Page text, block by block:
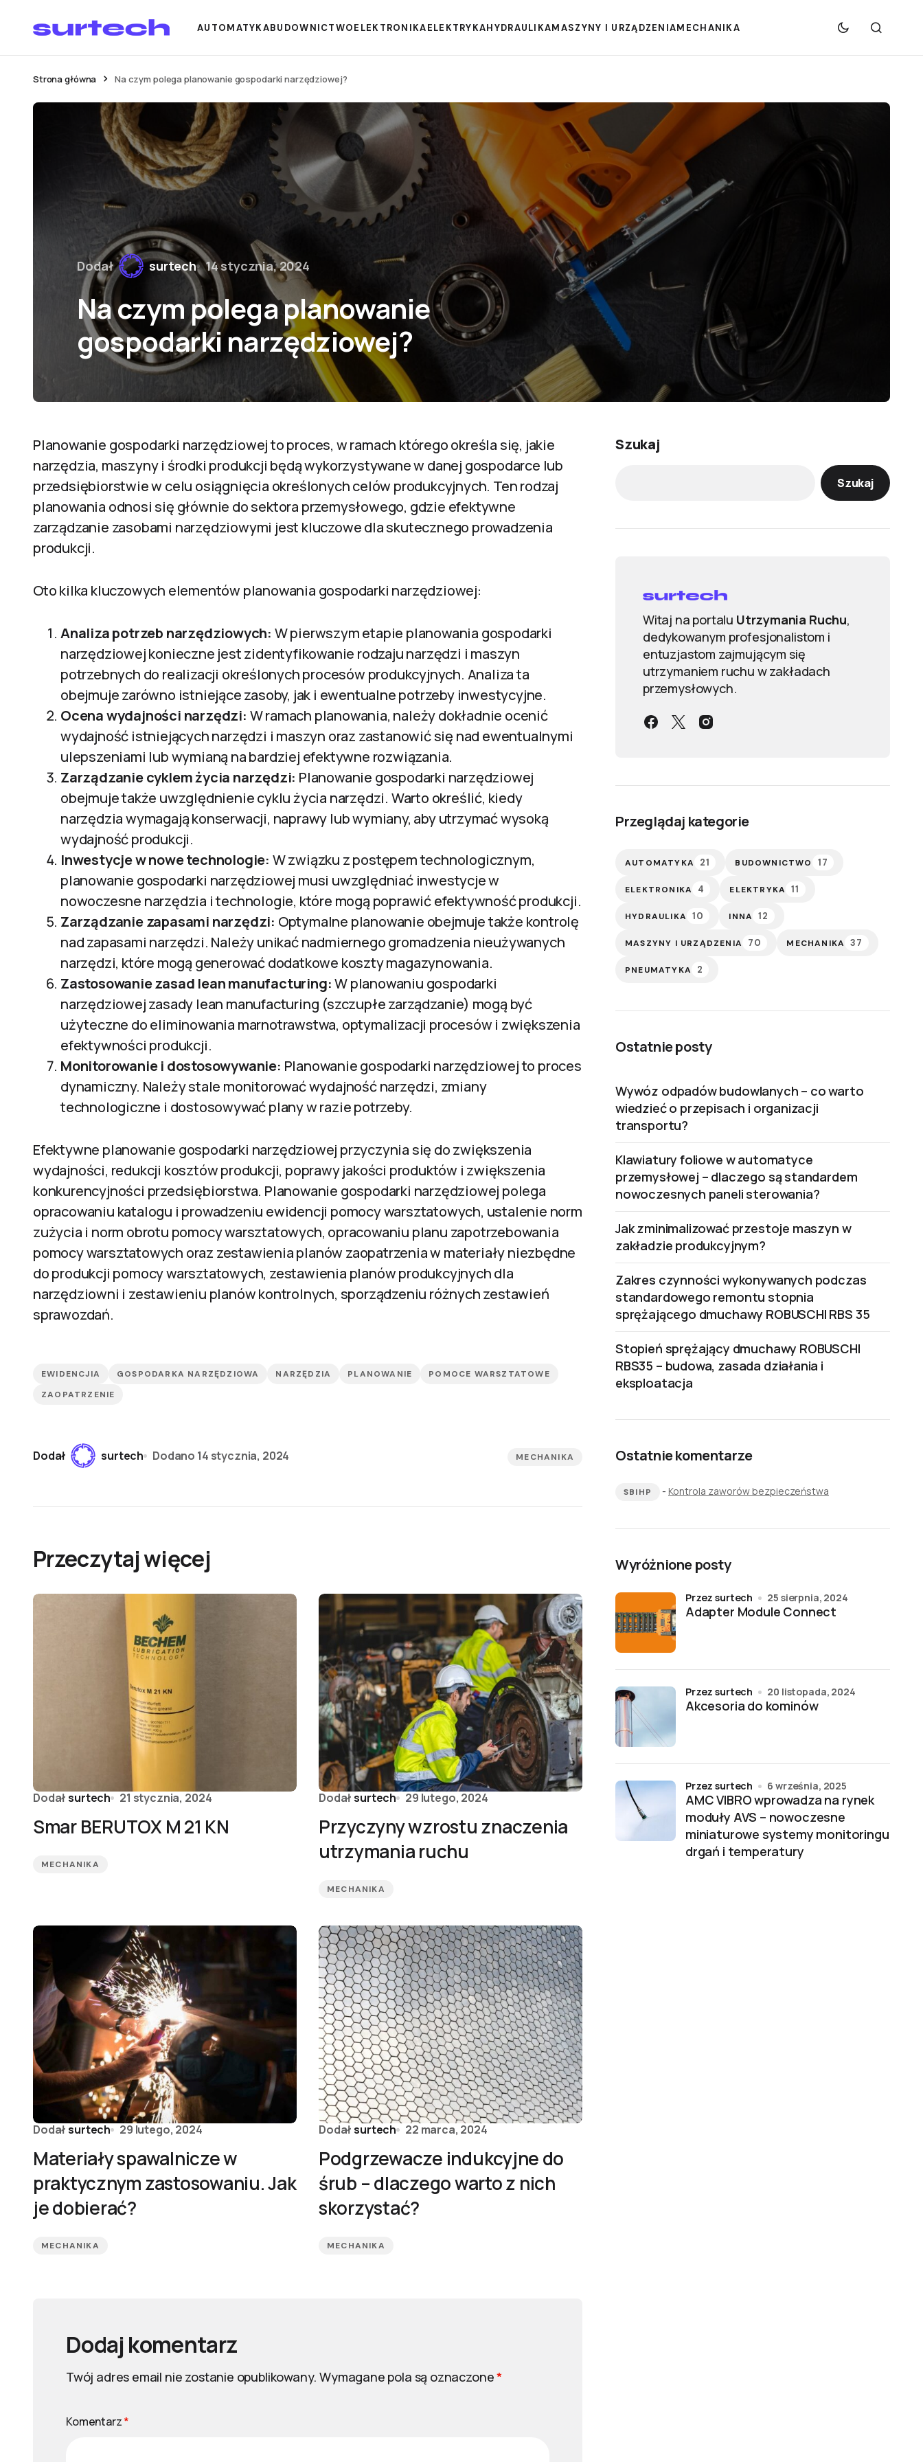
AUTOMATYKABUDOWNICTWOELEKTRONIKAELEKTRYKAHYDRAULIKAMASZYNY I URZĄDZENIAMECHANIKA
Strona główna Na czym polega planowanie gospodarki narzędziowej?
Dodał surtech 14 stycznia, 2024
Na czym polega planowanie
gospodarki narzędziowej?
Planowanie gospodarki narzędziowej to proces, w ramach którego określa się, jakie
narzędzia, maszyny i środki produkcji będą wykorzystywane w danej gospodarce lub
przedsiębiorstwie w celu osiągnięcia określonych celów produkcyjnych. Ten rodzaj
planowania odnosi się głównie do sektora przemysłowego, gdzie efektywne
zarządzanie zasobami narzędziowymi jest kluczowe dla skutecznego prowadzenia
produkcji.
Oto kilka kluczowych elementów planowania gospodarki narzędziowej:
Analiza potrzeb narzędziowych: W pierwszym etapie planowania gospodarki
narzędziowej konieczne jest zidentyfikowanie rodzaju narzędzi i maszyn
potrzebnych do realizacji określonych procesów produkcyjnych. Analiza ta
obejmuje zarówno istniejące zasoby, jak i ewentualne potrzeby inwestycyjne.
Ocena wydajności narzędzi: W ramach planowania, należy dokładnie ocenić
wydajność istniejących narzędzi i maszyn oraz zastanowić się nad ewentualnymi
ulepszeniami lub wymianą na bardziej efektywne rozwiązania.
Zarządzanie cyklem życia narzędzi: Planowanie gospodarki narzędziowej
obejmuje także uwzględnienie cyklu życia narzędzi. Warto określić, kiedy
narzędzia wymagają konserwacji, naprawy lub wymiany, aby utrzymać wysoką
wydajność produkcji.
Inwestycje w nowe technologie: W związku z postępem technologicznym,
planowanie gospodarki narzędziowej musi uwzględniać inwestycje w
nowoczesne narzędzia i technologie, które mogą poprawić efektywność produkcji.
Zarządzanie zapasami narzędzi: Optymalne planowanie obejmuje także kontrolę
nad zapasami narzędzi. Należy unikać nadmiernego gromadzenia nieużywanych
narzędzi, które mogą generować dodatkowe koszty magazynowania.
Zastosowanie zasad lean manufacturing:W planowaniu gospodarki
narzędziowej zasady lean manufacturing (szczupłe zarządzanie) mogą być
użyteczne do eliminowania marnotrawstwa, optymalizacji procesów i zwiększenia
efektywności produkcji.
Monitorowanie i dostosowywanie: Planowanie gospodarki narzędziowej to proces
dynamiczny. Należy stale monitorować wydajność narzędzi, zmiany
technologiczne i dostosowywać plany w razie potrzeby.
Efektywne planowanie gospodarki narzędziowej przyczynia się do zwiększenia
wydajności, redukcji kosztów produkcji, poprawy jakości produktów i zwiększenia
konkurencyjności przedsiębiorstwa. Planowanie gospodarki narzędziowej polega
opracowaniu katalogu i prowadzeniu ewidencji pomocy warsztatowych, ustalenie norm
zużycia i norm obrotu pomocy warsztatowych, opracowaniu planu zapotrzebowania
pomocy warsztatowych oraz zestawienia planów zaopatrzenia w materiały niezbędne
do produkcji pomocy warsztatowych, zestawienia planów produkcyjnych dla
narzędziowni i zestawieniu planów kontrolnych, sporządzeniu różnych zestawień
sprawozdań.
EWIDENCJIA GOSPODARKA NARZĘDZIOWA NARZĘDZIA PLANOWANIE
POMOCE WARSZTATOWE
ZAOPATRZENIE
Dodał surtech Dodano 14 stycznia, 2024 MECHANIKA
Przeczytaj więcej
Dodałsurtech 21 stycznia, 2024
Smar BERUTOX M 21 KN
MECHANIKA
Dodałsurtech 29 lutego, 2024
Przyczyny wzrostu znaczenia
utrzymania ruchu
MECHANIKA
Dodałsurtech 29 lutego, 2024
Materiały spawalnicze w
praktycznym zastosowaniu. Jak
je dobierać?
MECHANIKA
Dodałsurtech 22 marca, 2024
Podgrzewacze indukcyjne do
śrub – dlaczego warto z nich
skorzystać?
MECHANIKA
Dodaj komentarz
Twój adres email nie zostanie opublikowany. Wymagane pola są oznaczone*
Komentarz*
Szukaj
Szukaj
Witaj na portalu Utrzymania Ruchu,
dedykowanym profesjonalistom i
entuzjastom zajmującym się
utrzymaniem ruchu w zakładach
przemysłowych.
Przeglądaj kategorie
AUTOMATYKA 21 BUDOWNICTWO 17
ELEKTRONIKA 4 ELEKTRYKA 11
HYDRAULIKA 10 INNA 12
MASZYNY I URZĄDZENIA 70 MECHANIKA 37
PNEUMATYKA 2
Ostatnie posty
Wywóz odpadów budowlanych – co warto
wiedzieć o przepisach i organizacji
transportu?
Klawiatury foliowe w automatyce
przemysłowej – dlaczego są standardem
nowoczesnych paneli sterowania?
Jak zminimalizować przestoje maszyn w
zakładzie produkcyjnym?
Zakres czynności wykonywanych podczas
standardowego remontu stopnia
sprężającego dmuchawy ROBUSCHI RBS 35
Stopień sprężający dmuchawy ROBUSCHI
RBS35 – budowa, zasada działania i
eksploatacja
Ostatnie komentarze
SBIHP - Kontrola zaworów bezpieczeństwa
Wyróżnione posty
Adapter Module Connect
przez surtech 25 sierpnia, 2024
Akcesoria do kominów
przez surtech 20 listopada, 2024
AMC VIBRO wprowadza na rynek
moduły AVS – nowoczesne
miniaturowe systemy monitoringu
drgań i temperatury
przez surtech 6 września, 2025